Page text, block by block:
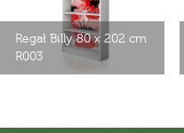
Regał Billy 80 x 202 cm
R003